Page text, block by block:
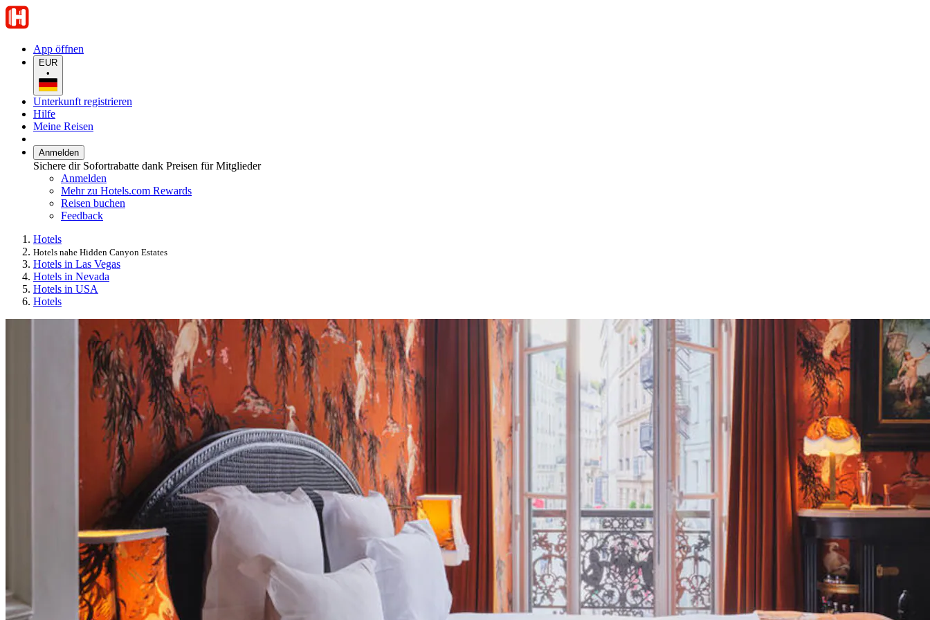
App öffnen
EUR
•
Unterkunft registrieren
Hilfe
Meine Reisen
Anmelden
Sichere dir Sofortrabatte dank Preisen für Mitglieder
Anmelden
Mehr zu Hotels.com Rewards
Reisen buchen
Feedback
Hotels
Hotels nahe Hidden Canyon Estates
Hotels in Las Vegas
Hotels in Nevada
Hotels in USA
Hotels